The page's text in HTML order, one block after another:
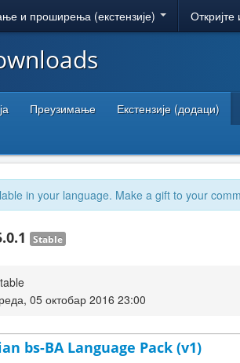
и проширења (екстензије) Откријте
Преузимање Екстензије (додаци)
in your language. Make a gift to your
Stable
05 октобар 2016 23:00
bs-BA Language Pack (v1)